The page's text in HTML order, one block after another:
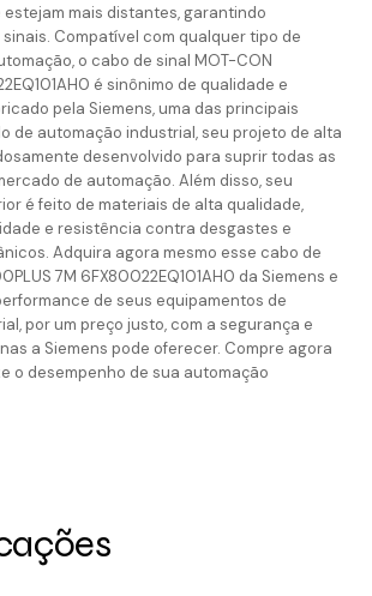
mais distantes, garantindo
Compatível com qualquer tipo de
o cabo de sinal MOT-CON
é sinônimo de qualidade e
pela Siemens, uma das principais
de automação industrial, seu projeto de alta
desenvolvido para suprir todas as
de automação. Além disso, seu
é feito de materiais de alta qualidade,
e resistência contra desgastes e
Adquira agora mesmo esse cabo de
7M 6FX80022EQ101AH0 da Siemens e
de seus equipamentos de
por um preço justo, com a segurança e
a Siemens pode oferecer. Compre agora
o desempenho de sua automação